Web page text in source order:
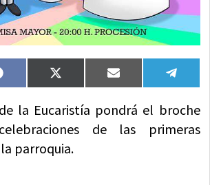
Compartir
en
FacebookCompartir
en
X
(Twitter)
Compartir
en
Email
en
la Eucaristía pondrá el broche
de las primeras
parroquia.